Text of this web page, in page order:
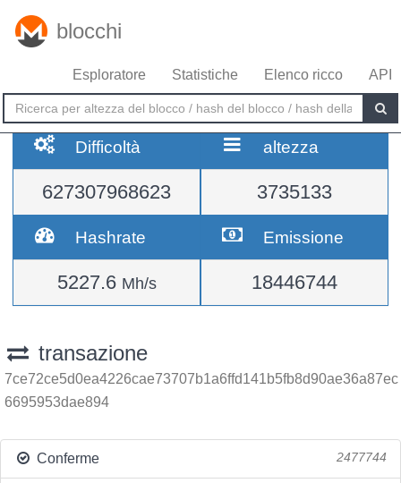
blocchi
Esploratore Statistiche Elenco ricco API
Difficoltà
627307968623
altezza
3735133
Hashrate
5227.6 Mh/s
Emissione
18446744
transazione
7ce72ce5d0ea4226cae73707b1a6ffd141b5fb8d90ae36a87ec
6695953dae894
Conferme 2477744